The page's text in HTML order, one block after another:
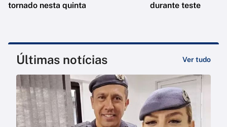
tornado nesta quinta
durante teste
Últimas notícias Ver tudo